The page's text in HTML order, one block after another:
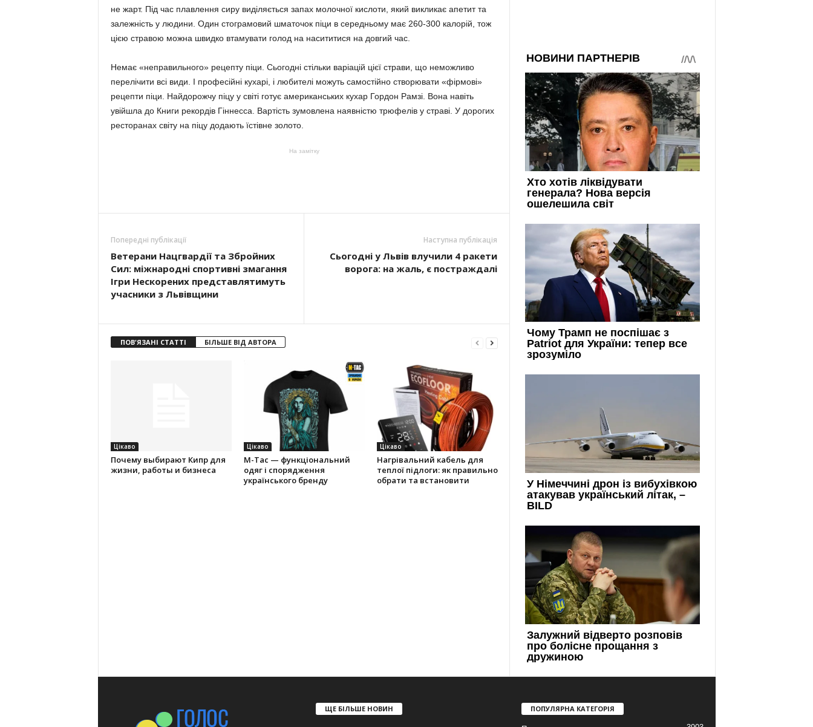
не жарт. Під час плавлення сиру виділяється запах молочної кислоти, який викликає апетит та
залежність у людини. Один стограмовий шматочок піци в середньому має 260-300 калорій, тож
цією стравою можна швидко втамувати голод на насититися на довгий час.
Немає «неправильного» рецепту піци. Сьогодні стільки варіацій цієї страви, що неможливо
перелічити всі види. І професійні кухарі, і любителі можуть самостійно створювати «фірмові»
рецепти піци. Найдорожчу піцу у світі готує американських кухар Гордон Рамзі. Вона навіть
увійшла до Книги рекордів Гіннесса. Вартість зумовлена наявністю трюфелів у страві. У дорогих
ресторанах світу на піцу додають їстівне золото.
На замітку
Попередні публікації
Ветерани Нацгвардії та Збройних
Сил: міжнародні спортивні змагання
Ігри Нескорених представлятимуть
учасники з Львівщини
Наступна публікація
Сьогодні у Львів влучили 4 ракети
ворога: на жаль, є постраждалі
ПОВ'ЯЗАНІ СТАТТІ БІЛЬШЕ ВІД АВТОРА
Цікаво
Почему выбирают Кипр для
жизни, работы и бизнеса
Цікаво
M-Tac — функціональний
одяг і спорядження
українського бренду
Цікаво
Нагрівальний кабель для
теплої підлоги: як правильно
обрати та встановити
ЩЕ БІЛЬШЕ НОВИН ПОПУЛЯРНА КАТЕГОРІЯ